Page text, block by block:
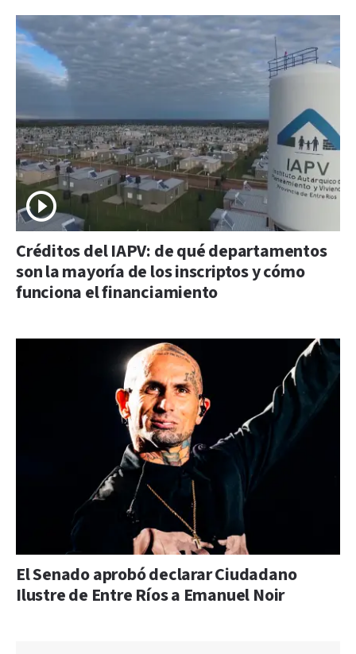
Créditos del IAPV: de qué departamentos
son la mayoría de los inscriptos y cómo
funciona el financiamiento
El Senado aprobó declarar Ciudadano
Ilustre de Entre Ríos a Emanuel Noir